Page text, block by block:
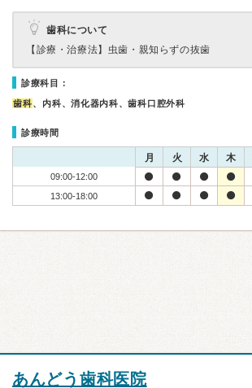
歯科について
【診療・治療法】 虫歯・親知らずの抜歯
診療科目：
歯科、内科、消化器内科、歯科口腔外科
診療時間
月 火 水 木
09:00-12:00
13:00-18:00
あんどう歯科医院